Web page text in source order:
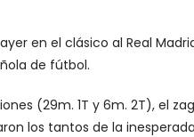
en el clásico al Real
de fútbol.
(29m. 1T y 6m. 2T), el
los tantos de la